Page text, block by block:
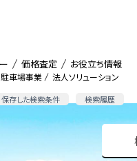
駐車場事業 法人ソリューション
保存した検索条件 検索履歴
価格査定 お役立ち情報